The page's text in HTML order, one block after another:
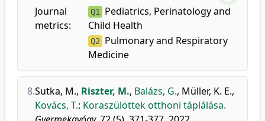
Journal
metrics:
Q1 Pediatrics, Perinatology and
Child Health
Q2 Pulmonary and Respiratory
Medicine
8.Sutka, M., Riszter, M., Balázs, G., Müller, K. E.,
Kovács, T.: Koraszülöttek otthoni táplálása.